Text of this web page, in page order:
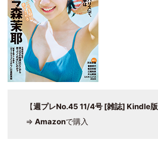
【週プレNo.45 11/4号 [雑誌] Kindle版
⇒ Amazonで購入